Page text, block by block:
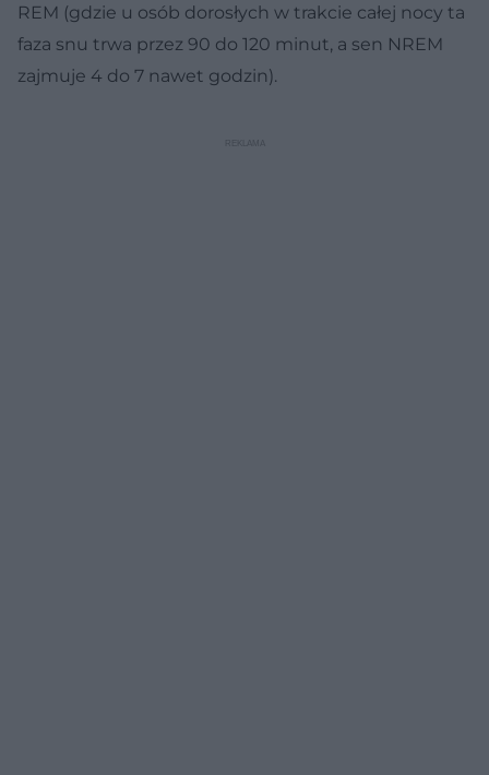
REM (gdzie u osób dorosłych w trakcie całej nocy ta
faza snu trwa przez 90 do 120 minut, a sen NREM
zajmuje 4 do 7 nawet godzin).